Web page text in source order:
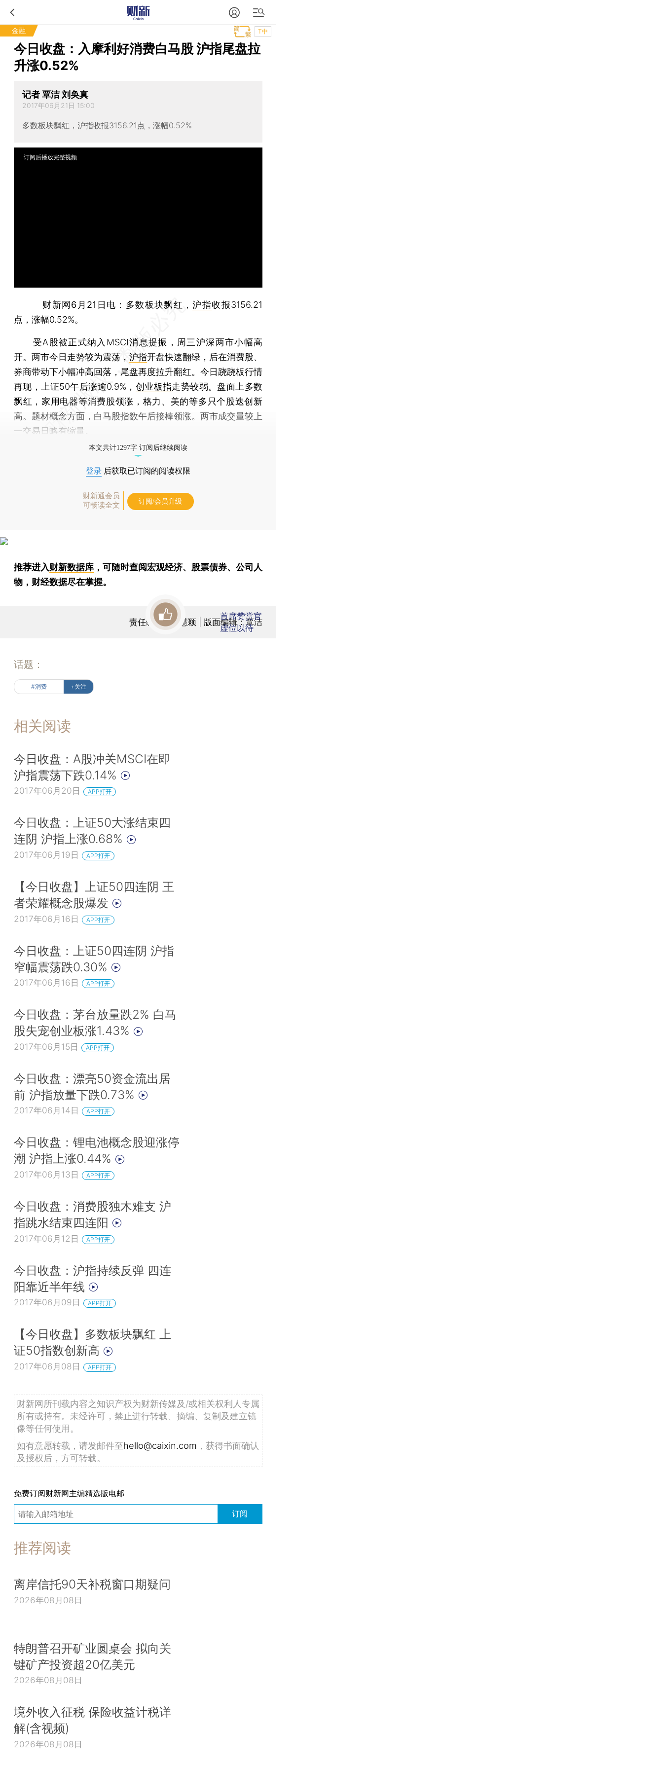
金融 T中
今日收盘：入摩利好消费白马股 沪指尾盘拉
升涨0.52%
记者 覃洁 刘奂真
2017年06月21日 15:00
多数板块飘红，沪指收报3156.21点，涨幅0.52%
订阅后播放完整视频
财新网6月21日电 ：多数板块飘红，沪指收报3156.21
点，涨幅0.52%。
受A股被正式纳入MSCI消息提振，周三沪深两市小幅高
开。两市今日走势较为震荡， 沪指开盘快速翻绿，后在消费股、
券商带动下小幅冲高回落，尾盘再度拉升翻红。今日跷跷板行情
再现，上证50午后涨逾0.9%， 创业板指走势较弱。盘面上多数
飘红，家用电器等消费股领涨，格力、美的等多只个股迭创新
高。题材概念方面，白马股指数午后接棒领涨。两市成交量较上
一交易日略有缩量。
本文共计1297字 订阅后继续阅读
登录 后获取已订阅的阅读权限
财新通会员
可畅读全文
订阅/会员升级
推荐进入财新数据库 ，可随时查阅宏观经济、股票债券、公司人
物，财经数据尽在掌握。
责任编辑：陈慧颖 | 版面编辑：覃洁
首席赞赏官
虚位以待
话题：
#消费 +关注
相关阅读
今日收盘：A股冲关MSCI在即
沪指震荡下跌0.14%
2017年06月20日 APP打开
今日收盘：上证50大涨结束四
连阴 沪指上涨0.68%
2017年06月19日 APP打开
【今日收盘】上证50四连阴 王
者荣耀概念股爆发
2017年06月16日 APP打开
今日收盘：上证50四连阴 沪指
窄幅震荡跌0.30%
2017年06月16日 APP打开
今日收盘：茅台放量跌2% 白马
股失宠创业板涨1.43%
2017年06月15日 APP打开
今日收盘：漂亮50资金流出居
前 沪指放量下跌0.73%
2017年06月14日 APP打开
今日收盘：锂电池概念股迎涨停
潮 沪指上涨0.44%
2017年06月13日 APP打开
今日收盘：消费股独木难支 沪
指跳水结束四连阳
2017年06月12日 APP打开
今日收盘：沪指持续反弹 四连
阳靠近半年线
2017年06月09日 APP打开
【今日收盘】多数板块飘红 上
证50指数创新高
2017年06月08日 APP打开
财新网所刊载内容之知识产权为财新传媒及/或相关权利人专属
所有或持有。未经许可，禁止进行转载、摘编、复制及建立镜
像等任何使用。
如有意愿转载，请发邮件至hello@caixin.com ，获得书面确认
及授权后，方可转载。
免费订阅财新网主编精选版电邮
订阅
推荐阅读
离岸信托90天补税窗口期疑问
2026年08月08日
特朗普召开矿业圆桌会 拟向关
键矿产投资超20亿美元
2026年08月08日
境外收入征税 保险收益计税详
解(含视频)
2026年08月08日